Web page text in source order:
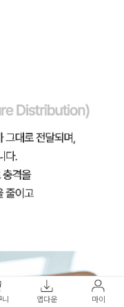
니 앱다운 마이